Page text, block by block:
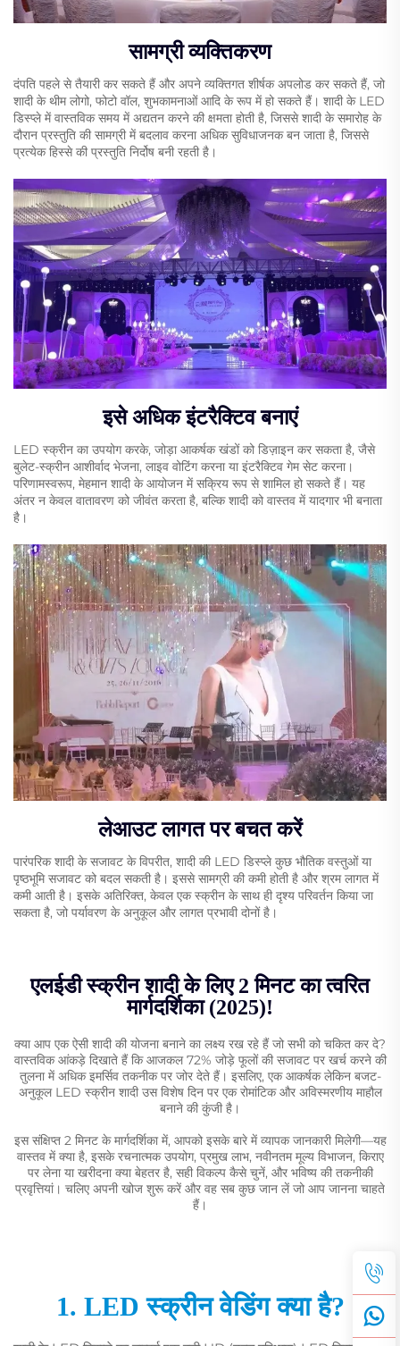
सामग्री व्यक्तिकरण
दंपति पहले से तैयारी कर सकते हैं और अपने व्यक्तिगत शीर्षक अपलोड कर सकते हैं, जो
शादी के थीम लोगो, फोटो वॉल, शुभकामनाओं आदि के रूप में हो सकते हैं। शादी के LED
डिस्प्ले में वास्तविक समय में अद्यतन करने की क्षमता होती है, जिससे शादी के समारोह के
दौरान प्रस्तुति की सामग्री में बदलाव करना अधिक सुविधाजनक बन जाता है, जिससे
प्रत्येक हिस्से की प्रस्तुति निर्दोष बनी रहती है।
इसे अधिक इंटरैक्टिव बनाएं
LED स्क्रीन का उपयोग करके, जोड़ा आकर्षक खंडों को डिज़ाइन कर सकता है, जैसे
बुलेट-स्क्रीन आशीर्वाद भेजना, लाइव वोटिंग करना या इंटरैक्टिव गेम सेट करना।
परिणामस्वरूप, मेहमान शादी के आयोजन में सक्रिय रूप से शामिल हो सकते हैं। यह
अंतर न केवल वातावरण को जीवंत करता है, बल्कि शादी को वास्तव में यादगार भी बनाता
है।
लेआउट लागत पर बचत करें
पारंपरिक शादी के सजावट के विपरीत, शादी की LED डिस्प्ले कुछ भौतिक वस्तुओं या
पृष्ठभूमि सजावट को बदल सकती है। इससे सामग्री की कमी होती है और श्रम लागत में
कमी आती है। इसके अतिरिक्त, केवल एक स्क्रीन के साथ ही दृश्य परिवर्तन किया जा
सकता है, जो पर्यावरण के अनुकूल और लागत प्रभावी दोनों है।
एलईडी स्क्रीन शादी के लिए 2 मिनट का त्वरित
मार्गदर्शिका (2025)!
क्या आप एक ऐसी शादी की योजना बनाने का लक्ष्य रख रहे हैं जो सभी को चकित कर दे?
वास्तविक आंकड़े दिखाते हैं कि आजकल 72% जोड़े फूलों की सजावट पर खर्च करने की
तुलना में अधिक इमर्सिव तकनीक पर जोर देते हैं। इसलिए, एक आकर्षक लेकिन बजट-
अनुकूल LED स्क्रीन शादी उस विशेष दिन पर एक रोमांटिक और अविस्मरणीय माहौल
बनाने की कुंजी है।
इस संक्षिप्त 2 मिनट के मार्गदर्शिका में, आपको इसके बारे में व्यापक जानकारी मिलेगी—यह
वास्तव में क्या है, इसके रचनात्मक उपयोग, प्रमुख लाभ, नवीनतम मूल्य विभाजन, किराए
पर लेना या खरीदना क्या बेहतर है, सही विकल्प कैसे चुनें, और भविष्य की तकनीकी
प्रवृत्तियां। चलिए अपनी खोज शुरू करें और वह सब कुछ जान लें जो आप जानना चाहते
हैं।
1. LED स्क्रीन वेडिंग क्या है?